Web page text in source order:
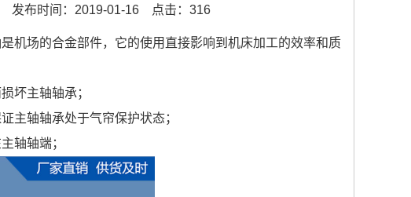
发布时间：2019-01-16 点击：316
机场的合金部件，它的使用直接影响到机床加工的效率和质
坏主轴轴承；
主轴轴承处于气帘保护状态；
轴轴端；